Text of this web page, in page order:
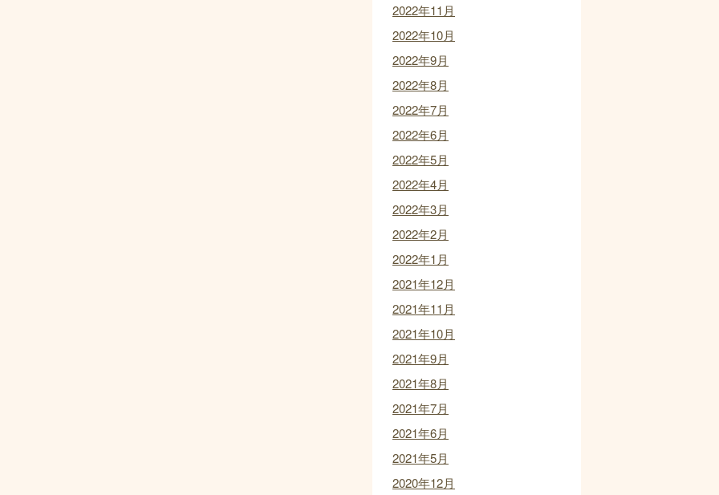
2022年11月
2022年10月
2022年9月
2022年8月
2022年7月
2022年6月
2022年5月
2022年4月
2022年3月
2022年2月
2022年1月
2021年12月
2021年11月
2021年10月
2021年9月
2021年8月
2021年7月
2021年6月
2021年5月
2020年12月